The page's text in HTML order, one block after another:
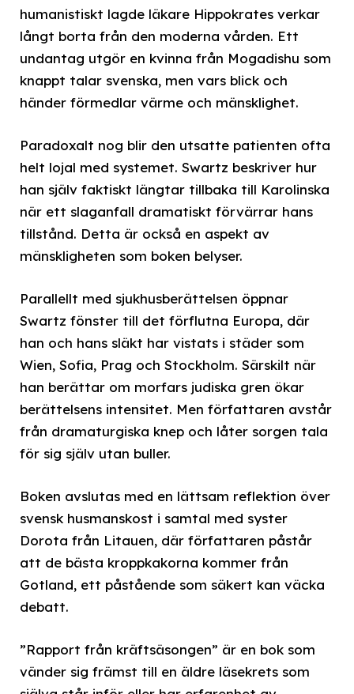
humanistiskt lagde läkare Hippokrates verkar
långt borta från den moderna vården. Ett
undantag utgör en kvinna från Mogadishu som
knappt talar svenska, men vars blick och
händer förmedlar värme och mänsklighet.
Paradoxalt nog blir den utsatte patienten ofta
helt lojal med systemet. Swartz beskriver hur
han själv faktiskt längtar tillbaka till Karolinska
när ett slaganfall dramatiskt förvärrar hans
tillstånd. Detta är också en aspekt av
mänskligheten som boken belyser.
Parallellt med sjukhusberättelsen öppnar
Swartz fönster till det förflutna Europa, där
han och hans släkt har vistats i städer som
Wien, Sofia, Prag och Stockholm. Särskilt när
han berättar om morfars judiska gren ökar
berättelsens intensitet. Men författaren avstår
från dramaturgiska knep och låter sorgen tala
för sig själv utan buller.
Boken avslutas med en lättsam reflektion över
svensk husmanskost i samtal med syster
Dorota från Litauen, där författaren påstår
att de bästa kroppkakorna kommer från
Gotland, ett påstående som säkert kan väcka
debatt.
”Rapport från kräftsäsongen” är en bok som
vänder sig främst till en äldre läsekrets som